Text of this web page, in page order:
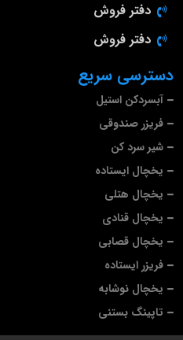
دسترسی سریع
آبسردکن استیل
فریزر صندوقی
شیر سرد کن
یخچال ایستاده
یخچال هتلی
یخچال قنادی
یخچال قصابی
فریزر ایستاده
یخچال نوشابه
تاپینگ بستنی
دفتر فروش
دفتر فروش